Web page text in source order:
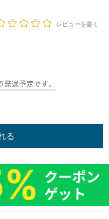
レビューを書く
送予定です。
る